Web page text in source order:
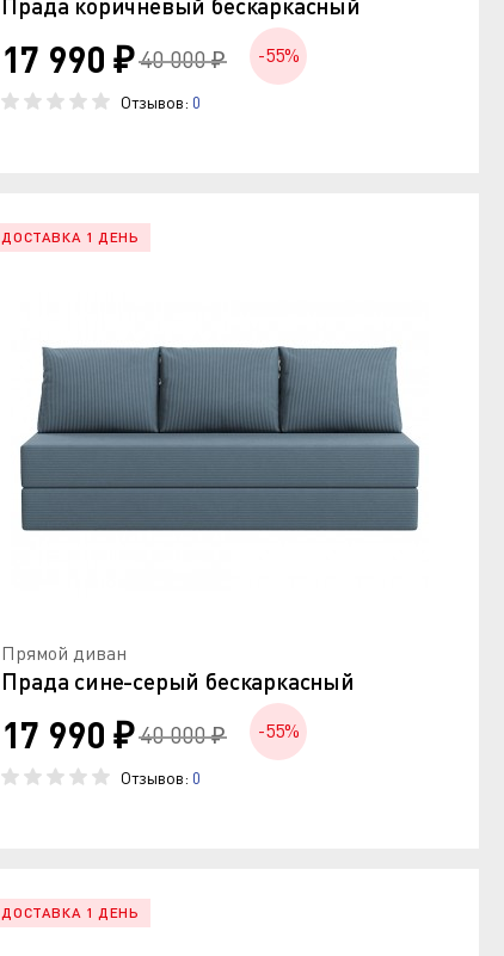
17 990 ₽ 40 000 ₽ -55%
Отзывов: 0
Прямой диван
Прада сине-серый бескаркасный
17 990 ₽ 40 000 ₽ -55%
Отзывов: 0
ДОСТАВКА 1 ДЕНЬ
ДОСТАВКА 1 ДЕНЬ